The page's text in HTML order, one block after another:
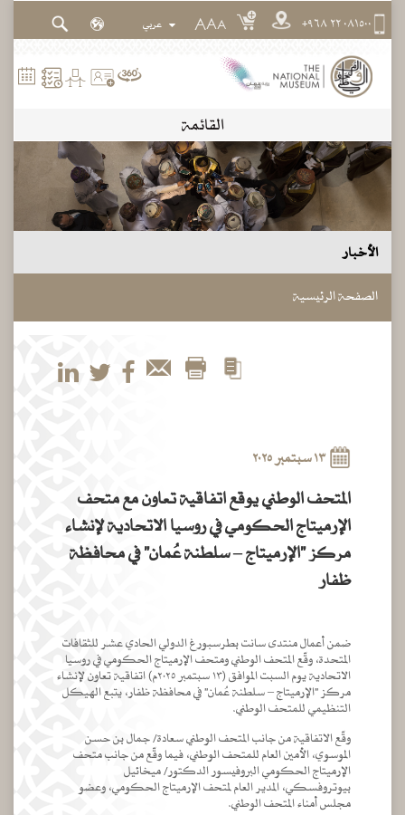
٠٨١٥٠٠ ٢٢ ٩٦٨+ A
A
A
القائمة
الأخبار
الصفحة الرئيسية
١٣ سبتمبر ٢٠٢٥
المتحف الوطني يوقع اتفاقية تعاون مع متحف
الإرميتاج الحكومي في روسيا الاتحادية لإنشاء
مركز "الإرميتاج – سلطنة عُمان" في محافظة
ظفار
ضمن أعمال منتدى سانت بطرسبورغ الدولي الحادي عشر للثقافات
المتحدة، وقّع المتحف الوطني ومتحف الإرميتاج الحكومي في روسيا
الاتحادية يوم السبت الموافق (١٣ سبتمبر ٢٠٢٥م) اتفاقية تعاون لإنشاء
مركز "الإرميتاج – سلطنة عُمان" في محافظة ظفار، يتبع الهيكل
التنظيمي للمتحف الوطني.
وقّع الاتفاقية من جانب المتحف الوطني سعادة/ جمال بن حسن
الموسوي، الأمين العام للمتحف الوطني، فيما وقّع من جانب متحف
الإرميتاج الحكومي البروفيسور الدكتور/ ميخائيل
بيوتروفسكي، المدير العام لمتحف الإرميتاج الحكومي، وعضو
مجلس أمناء المتحف الوطني.